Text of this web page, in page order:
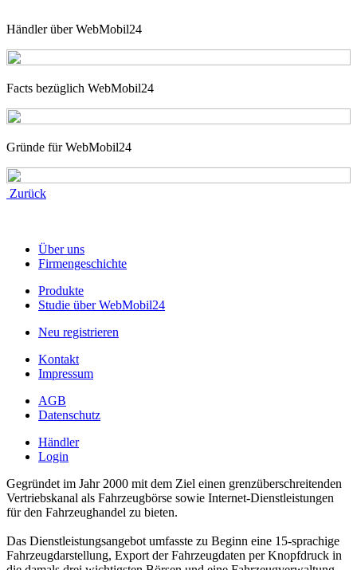
Händler über WebMobil24
Facts bezüglich WebMobil24
Gründe für WebMobil24
Zurück
Über uns
Firmengeschichte
Produkte
Studie über WebMobil24
Neu registrieren
Kontakt
Impressum
AGB
Datenschutz
Händler
Login
Gegründet im Jahr 2000 mit dem Ziel einen grenzüberschreitenden
Vertriebskanal als Fahrzeugbörse sowie Internet-Dienstleistungen
für den Fahrzeughandel zu bieten.
Das Dienstleistungsangebot umfasste zu Beginn eine 15-sprachige
Fahrzeugdarstellung, Export der Fahrzeugdaten per Knopfdruck in